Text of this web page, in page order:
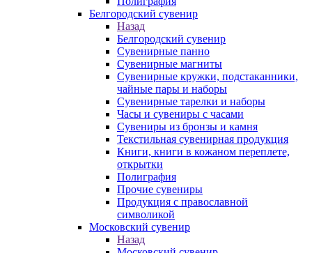
Белгородский сувенир
Назад
Белгородский сувенир
Сувенирные панно
Сувенирные магниты
Сувенирные кружки, подстаканники,
чайные пары и наборы
Сувенирные тарелки и наборы
Часы и сувениры с часами
Сувениры из бронзы и камня
Текстильная сувенирная продукция
Книги, книги в кожаном переплете,
открытки
Полиграфия
Прочие сувениры
Продукция с православной
символикой
Московский сувенир
Назад